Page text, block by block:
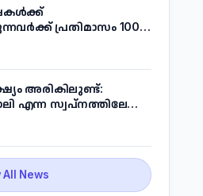
പ്രതിമാസം 1000
അറിയാം
അരികിലുണ്ട്:
എന്ന സ്വപ്നത്തിലേക്ക്
All News